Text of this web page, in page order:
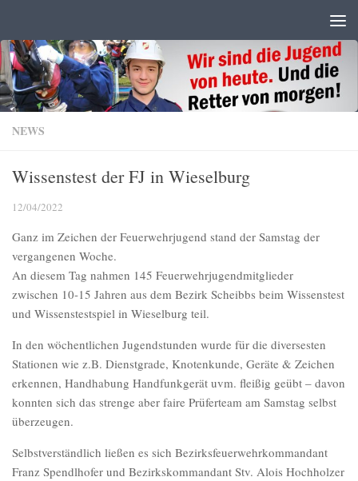
NEWS
Wissenstest der FJ in Wieselburg
12/04/2022
Ganz im Zeichen der Feuerwehrjugend stand der Samstag der
vergangenen Woche.
An diesem Tag nahmen 145 Feuerwehrjugendmitglieder
zwischen 10-15 Jahren aus dem Bezirk Scheibbs beim Wissenstest
und Wissenstestspiel in Wieselburg teil.
In den wöchentlichen Jugendstunden wurde für die diversesten
Stationen wie z.B. Dienstgrade, Knotenkunde, Geräte & Zeichen
erkennen, Handhabung Handfunkgerät uvm. fleißig geübt – davon
konnten sich das strenge aber faire Prüferteam am Samstag selbst
überzeugen.
Selbstverständlich ließen es sich Bezirksfeuerwehrkommandant
Franz Spendlhofer und Bezirkskommandant Stv. Alois Hochholzer